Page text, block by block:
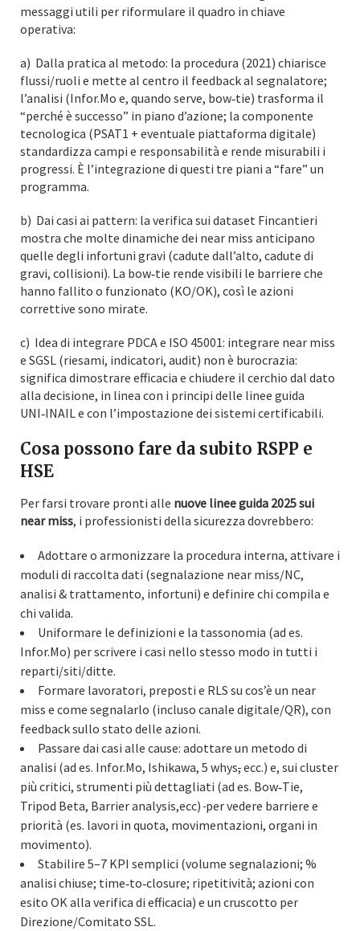
messaggi utili per riformulare il quadro in chiave
operativa:
a) Dalla pratica al metodo: la procedura (2021) chiarisce
flussi/ruoli e mette al centro il feedback al segnalatore;
l’analisi (Infor.Mo e, quando serve, bow‑tie) trasforma il
“perché è successo” in piano d’azione; la componente
tecnologica (PSAT1 + eventuale piattaforma digitale)
standardizza campi e responsabilità e rende misurabili i
progressi. È l’integrazione di questi tre piani a “fare” un
programma.
b) Dai casi ai pattern: la verifica sui dataset Fincantieri
mostra che molte dinamiche dei near miss anticipano
quelle degli infortuni gravi (cadute dall’alto, cadute di
gravi, collisioni). La bow‑tie rende visibili le barriere che
hanno fallito o funzionato (KO/OK), così le azioni
correttive sono mirate.
c) Idea di integrare PDCA e ISO 45001: integrare near miss
e SGSL (riesami, indicatori, audit) non è burocrazia:
significa dimostrare efficacia e chiudere il cerchio dal dato
alla decisione, in linea con i principi delle linee guida
UNI‑INAIL e con l’impostazione dei sistemi certificabili.
Cosa possono fare da subito RSPP e
HSE
Per farsi trovare pronti alle nuove linee guida 2025 sui
near miss, i professionisti della sicurezza dovrebbero:
Adottare o armonizzare la procedura interna, attivare i
moduli di raccolta dati (segnalazione near miss/NC,
analisi & trattamento, infortuni) e definire chi compila e
chi valida.
Uniformare le definizioni e la tassonomia (ad es.
Infor.Mo) per scrivere i casi nello stesso modo in tutti i
reparti/siti/ditte.
Formare lavoratori, preposti e RLS su cos’è un near
miss e come segnalarlo (incluso canale digitale/QR), con
feedback sullo stato delle azioni.
Passare dai casi alle cause: adottare un metodo di
analisi (ad es. Infor.Mo, Ishikawa, 5 whys,ecc.) e, sui cluster
più critici, strumenti più dettagliati (ad es. Bow‑Tie,
Tripod Beta, Barrier analysis,ecc) per vedere barriere e
priorità (es. lavori in quota, movimentazioni, organi in
movimento).
Stabilire 5–7 KPI semplici (volume segnalazioni; %
analisi chiuse; time‑to‑closure; ripetitività; azioni con
esito OK alla verifica di efficacia) e un cruscotto per
Direzione/Comitato SSL.